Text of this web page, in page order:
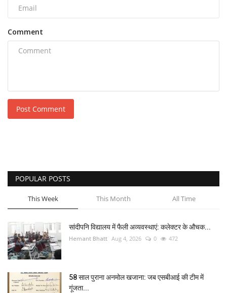
Comment
Post Comment
POPULAR POSTS
This Week This Month All Time
सांदीपनि विद्यालय में फैली अव्यवस्थाएं: कलेक्टर के औचक...
Hemant Bhatt Aug 4, 2026 0 472
58 साल पुराना अनमोल खजाना: जब एसबीआई की टीम में
गूंजता...